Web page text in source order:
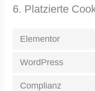
6. Platzierte
Elementor
WordPress
Complianz